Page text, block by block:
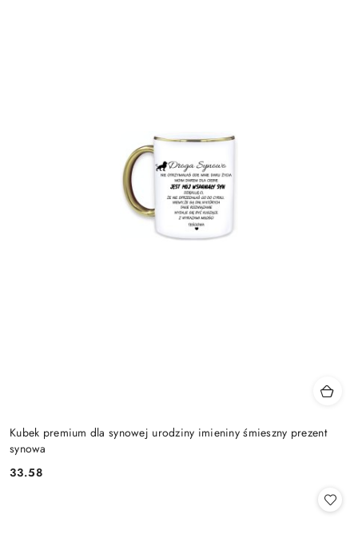
Kubek premium dla synowej urodziny imieniny śmieszny prezent
synowa
Cena:
33.58